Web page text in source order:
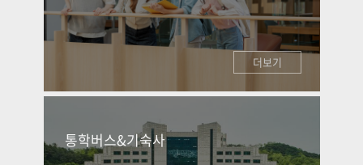
더보기
통학버스&기숙사